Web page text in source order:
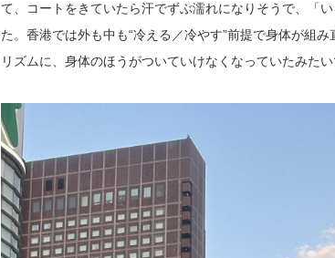
て、コートをきていたら汗でずぶ濡れになりそうで、「
た。香港では外も中も“冷える／冷やす”前提で身体が組
リズムに、身体のほうがついていけなくなっていたみたい